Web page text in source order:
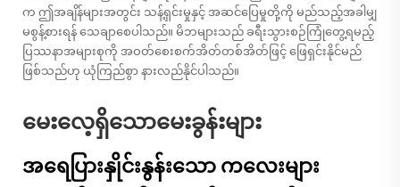
က ဤအချိန်များအတွင်း သန့်ရှင်းမှုနှင့် အဆင်ပြေမှုတို့ကို မည်သည့်အခါမျှ
မစွန့်စားရန် သေချာစေပါသည်။ မိဘများသည် ခရီးသွားစဉ်ကြုံတွေ့ရမည့်
ပြဿနာအများစုကို အဝတ်စေးစက်အိတ်တစ်အိတ်ဖြင့် ဖြေရှင်းနိုင်မည်
ဖြစ်သည်ဟု ယုံကြည်စွာ နားလည်နိုင်ပါသည်။
မေးလေ့ရှိသောမေးခွန်းများ
အရေပြားနှိုင်းနွန်းသော ကလေးများ